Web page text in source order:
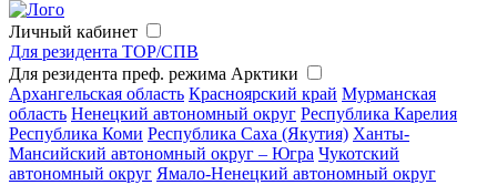
Личный кабинет
Для резидента ТОР/СПВ
Для резидента преф. режима Арктики
Архангельская область Красноярский край Мурманская
область Ненецкий автономный округ Республика Карелия
Республика Коми Республика Саха (Якутия) Ханты-
Мансийский автономный округ – Югра Чукотский
автономный округ Ямало-Ненецкий автономный округ